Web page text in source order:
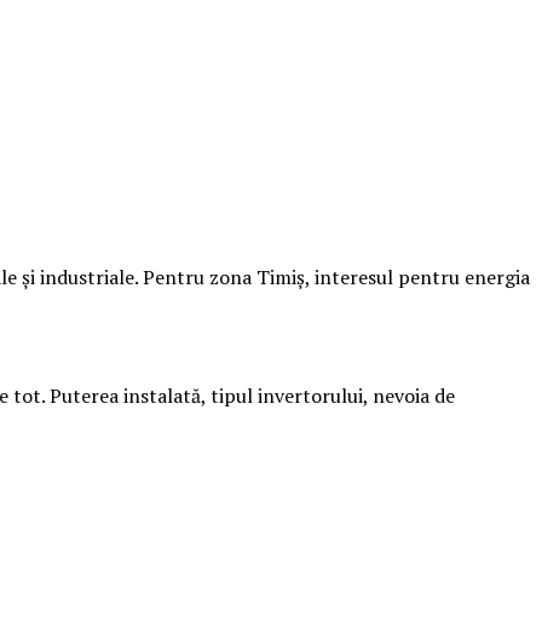
și industriale. Pentru zona Timiș, interesul pentru energia
tot. Puterea instalată, tipul invertorului, nevoia de